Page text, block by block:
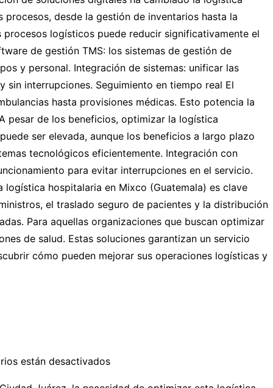
desde la gestión de inventarios hasta la
logísticos puede reducir significativamente el
de gestión TMS: los sistemas de gestión de
y personal. Integración de sistemas: unificar las
interrupciones. Seguimiento en tiempo real El
hasta provisiones médicas. Esto potencia la
pesar de los beneficios, optimizar la logística
ser elevada, aunque los beneficios a largo plazo
tecnológicos eficientemente. Integración con
para evitar interrupciones en el servicio.
hospitalaria en Mixco (Guatemala) es clave
el traslado seguro de pacientes y la distribución
Para aquellas organizaciones que buscan optimizar
de salud. Estas soluciones garantizan un servicio
cómo pueden mejorar sus operaciones logísticas y
están desactivados